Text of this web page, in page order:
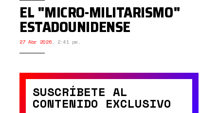
EL "MICRO-MILITARISMO"
ESTADOUNIDENSE
27 Abr 2026, 2:41 pm.
SUSCRÍBETE AL
CONTENIDO EXCLUSIVO